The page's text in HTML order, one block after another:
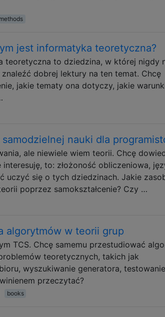
jest informatyka teoretyczna?
teoretyczna to dziedzina, w której nigdy
dobrej lektury na ten temat. Chcę
jakie tematy ona dotyczy, jakie
nauki dla
ale niewiele wiem teorii. Chcę
to: złożoność obliczeniowa,
uczyć się o tych dziedzinach. Jakie
poprzez samokształcenie? Czy …
algorytmów w teorii grup
TCS. Chcę samemu przestudiować
teoretycznych, takich jak
wyszukiwanie generatora,
przeczytać?
books